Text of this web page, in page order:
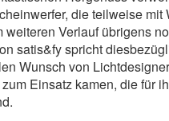
die teilweise
weiteren Verlauf übrigens
satis&fy spricht
Wunsch von
Einsatz kamen, die für